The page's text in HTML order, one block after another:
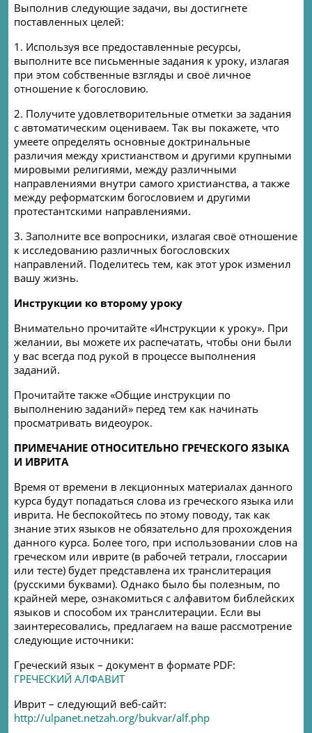
Выполнив следующие задачи, вы достигнете
поставленных целей:
1. Используя все предоставленные ресурсы,
выполните все письменные задания к уроку, излагая
при этом собственные взгляды и своё личное
отношение к богословию.
2. Получите удовлетворительные отметки за задания
с автоматическим оцениваем. Так вы покажете, что
умеете определять основные доктринальные
различия между христианством и другими крупными
мировыми религиями, между различными
направлениями внутри самого христианства, а также
между реформатским богословием и другими
протестантскими направлениями.
3. Заполните все вопросники, излагая своё отношение
к исследованию различных богословских
направлений. Поделитесь тем, как этот урок изменил
вашу жизнь.
Инструкции ко второму уроку
Внимательно прочитайте «Инструкции к уроку». При
желании, вы можете их распечатать, чтобы они были
у вас всегда под рукой в процессе выполнения
заданий.
Прочитайте также «Общие инструкции по
выполнению заданий» перед тем как начинать
просматривать видеоурок.
ПРИМЕЧАНИЕ ОТНОСИТЕЛЬНО ГРЕЧЕСКОГО ЯЗЫКА
И ИВРИТА
Время от времени в лекционных материалах данного
курса будут попадаться слова из греческого языка или
иврита. Не беспокойтесь по этому поводу, так как
знание этих языков не обязательно для прохождения
данного курса. Более того, при использовании слов на
греческом или иврите (в рабочей тетрали, глоссарии
или тесте) будет представлена их транслитерация
(русскими буквами). Однако было бы полезным, по
крайней мере, ознакомиться с алфавитом библейских
языков и способом их транслитерации. Если вы
заинтересовались, предлагаем на ваше рассмотрение
следующие источники:
Греческий язык – документ в формате PDF:
ГРЕЧЕСКИЙ АЛФАВИТ
Иврит – следующий веб-сайт:
http://ulpanet.netzah.org/bukvar/alf.php